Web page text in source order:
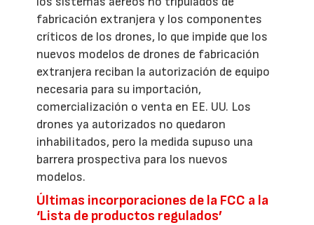
fabricación extranjera y los componentes
críticos de los drones, lo que impide que los
nuevos modelos de drones de fabricación
extranjera reciban la autorización de equipo
necesaria para su importación,
comercialización o venta en EE. UU. Los
drones ya autorizados no quedaron
inhabilitados, pero la medida supuso una
barrera prospectiva para los nuevos
modelos.
Últimas incorporaciones de la FCC a la
‘Lista de productos regulados’